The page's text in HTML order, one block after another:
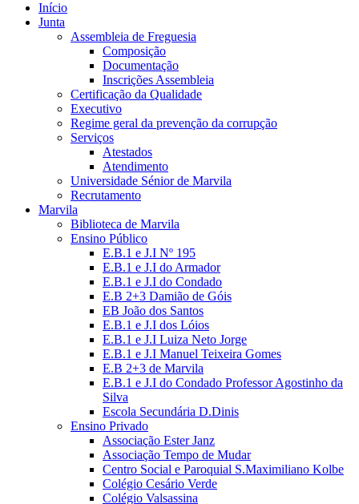
Início
Junta
Assembleia de Freguesia
Composição
Documentação
Inscrições Assembleia
Certificação da Qualidade
Executivo
Regime geral da prevenção da corrupção
Serviços
Atestados
Atendimento
Universidade Sénior de Marvila
Recrutamento
Marvila
Biblioteca de Marvila
Ensino Público
E.B.1 e J.I Nº 195
E.B.1 e J.I do Armador
E.B.1 e J.I do Condado
E.B 2+3 Damião de Góis
EB João dos Santos
E.B.1 e J.I dos Lóios
E.B.1 e J.I Luiza Neto Jorge
E.B.1 e J.I Manuel Teixeira Gomes
E.B 2+3 de Marvila
E.B.1 e J.I do Condado Professor Agostinho da
Silva
Escola Secundária D.Dinis
Ensino Privado
Associação Ester Janz
Associação Tempo de Mudar
Centro Social e Paroquial S.Maximiliano Kolbe
Colégio Cesário Verde
Colégio Valsassina